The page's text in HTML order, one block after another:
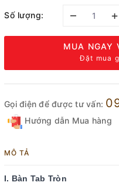
Số lượng: – +
MUA NGAY
Đặt mua
Gọi điện để được tư vấn:
Hướng dẫn Mua hàng
MÔ TẢ
I. Bàn Tab Tròn